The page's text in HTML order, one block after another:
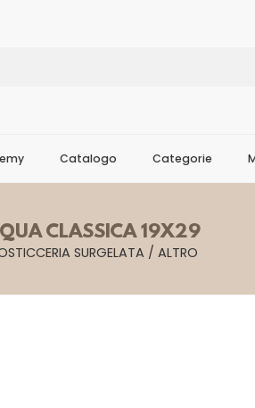
Catalogo Categorie
CLASSICA 19X29
SURGELATA / ALTRO